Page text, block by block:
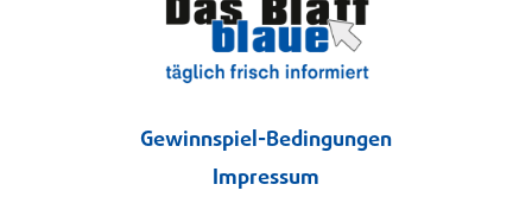
Gewinnspiel-Bedingungen
Impressum